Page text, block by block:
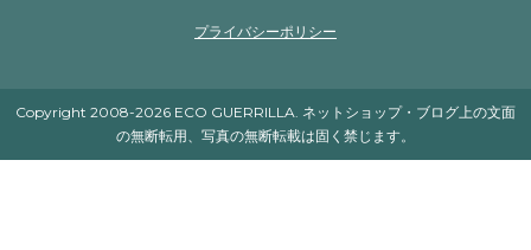
プライバシーポリシー
Copyright 2008-2026 ECO GUERRILLA. ネットショップ・ブログ上の文面
の無断転用、写真の無断転載は固く禁じます。